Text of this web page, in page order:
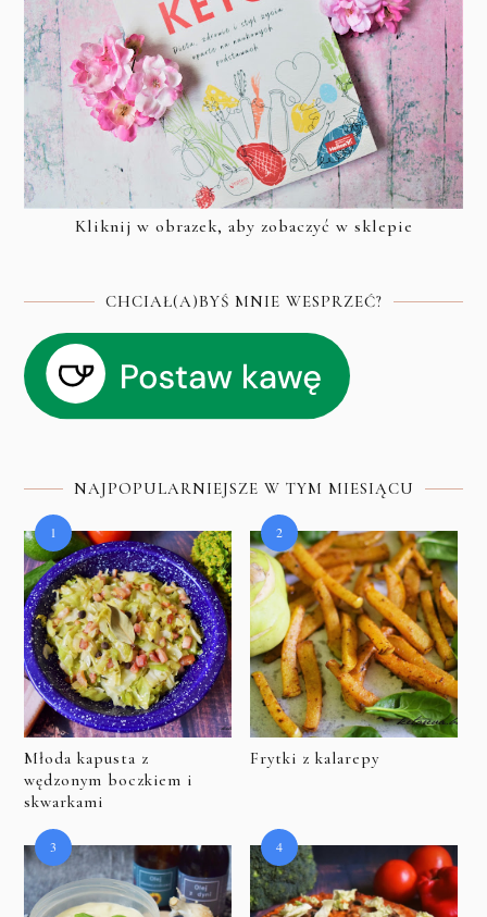
Kliknij w obrazek, aby zobaczyć w sklepie
CHCIAŁ(A)BYŚ MNIE WESPRZEĆ?
NAJPOPULARNIEJSZE W TYM MIESIĄCU
Młoda kapusta z
wędzonym boczkiem i
skwarkami
Frytki z kalarepy